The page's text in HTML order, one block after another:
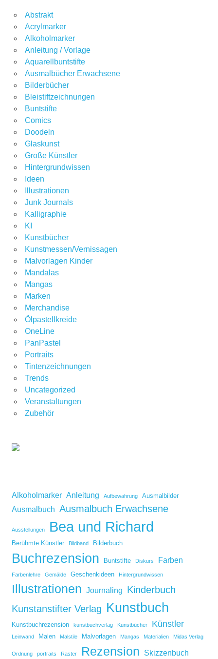
Abstrakt
Acrylmarker
Alkoholmarker
Anleitung / Vorlage
Aquarellbuntstifte
Ausmalbücher Erwachsene
Bilderbücher
Bleistiftzeichnungen
Buntstifte
Comics
Doodeln
Glaskunst
Große Künstler
Hintergrundwissen
Ideen
Illustrationen
Junk Journals
Kalligraphie
KI
Kunstbücher
Kunstmessen/Vernissagen
Malvorlagen Kinder
Mandalas
Mangas
Marken
Merchandise
Ölpastellkreide
OneLine
PanPastel
Portraits
Tintenzeichnungen
Trends
Uncategorized
Veranstaltungen
Zubehör
Alkoholmarker Anleitung Aufbewahrung Ausmalbilder
Ausmalbuch Ausmalbuch Erwachsene
Ausstellungen Bea und Richard
Berühmte Künstler Bildband Bilderbuch
Buchrezension Buntstifte Diskurs Farben
Farbenlehre Gemälde Geschenkideen Hintergrundwissen
Illustrationen Journaling
Kinderbuch
Kunstanstifter Verlag Kunstbuch
Kunstbuchrezension kunstbuchverlag Kunstbücher Künstler
Leinwand Malen Malstile Malvorlagen Mangas Materialien Midas Verlag
Ordnung portraits Raster Rezension Skizzenbuch